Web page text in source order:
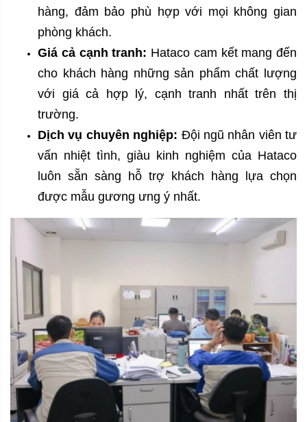
hàng, đảm bảo phù hợp với mọi không gian
phòng khách.
Giá cả cạnh tranh: Hataco cam kết mang đến
cho khách hàng những sản phẩm chất lượng
với giá cả hợp lý, cạnh tranh nhất trên thị
trường.
Dịch vụ chuyên nghiệp: Đội ngũ nhân viên tư
vấn nhiệt tình, giàu kinh nghiệm của Hataco
luôn sẵn sàng hỗ trợ khách hàng lựa chọn
được mẫu gương ưng ý nhất.